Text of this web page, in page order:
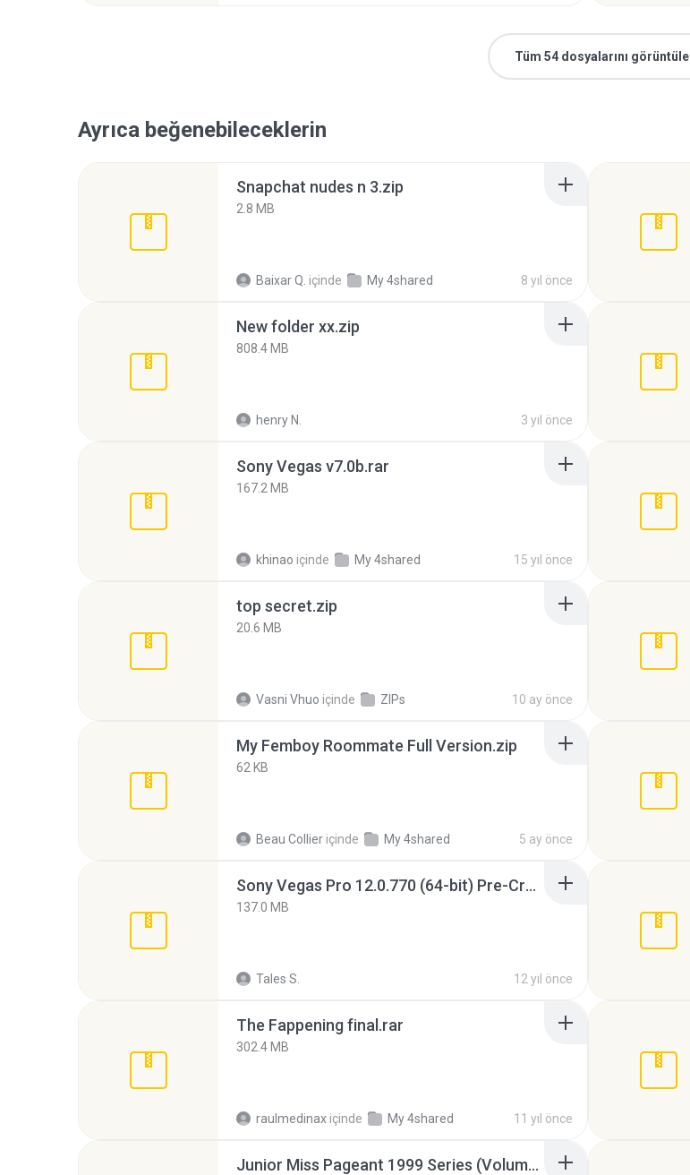
Tüm 54 dosyalarını görüntüle
Ayrıca beğenebileceklerin
Snapchat nudes n 3.zip
2.8 MB
Baixar Q. içinde My 4shared 8 yıl önce
New folder xx.zip
808.4 MB
henry N. 3 yıl önce
Sony Vegas v7.0b.rar
167.2 MB
khinao içinde My 4shared 15 yıl önce
top secret.zip
20.6 MB
Vasni Vhuo içinde ZIPs 10 ay önce
My Femboy Roommate Full Version.zip
62 KB
Beau Collier içinde My 4shared 5 ay önce
Sony Vegas Pro 12.0.770 (64-bit) Pre-Cracked.zip
137.0 MB
Tales S. 12 yıl önce
The Fappening final.rar
302.4 MB
raulmedinax içinde My 4shared 11 yıl önce
Junior Miss Pageant 1999 Series (Volume I Part I NC 6).7z